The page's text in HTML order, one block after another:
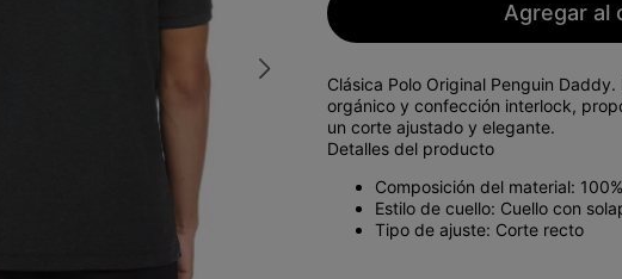
Agregar al
Clásica Polo Original Penguin
orgánico y confección interlock,
un corte ajustado y elegante.
Detalles del producto
Composición del material:
Estilo de cuello: Cuello con
Tipo de ajuste: Corte recto